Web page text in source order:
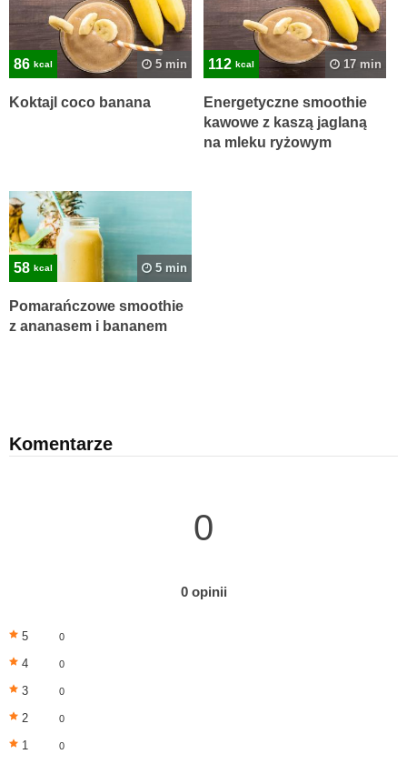
86 kcal 5 min
Koktajl coco banana
112 kcal 17 min
Energetyczne smoothie
kawowe z kaszą jaglaną
na mleku ryżowym
58 kcal 5 min
Pomarańczowe smoothie
z ananasem i bananem
Komentarze
0
0 opinii
5 0
4 0
3 0
2 0
1 0